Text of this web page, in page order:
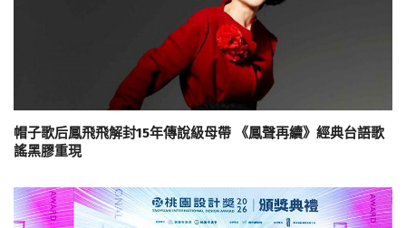
帽子歌后鳳飛飛解封15年傳說級母帶 《鳳聲再續》經典台語歌
謠黑膠重現